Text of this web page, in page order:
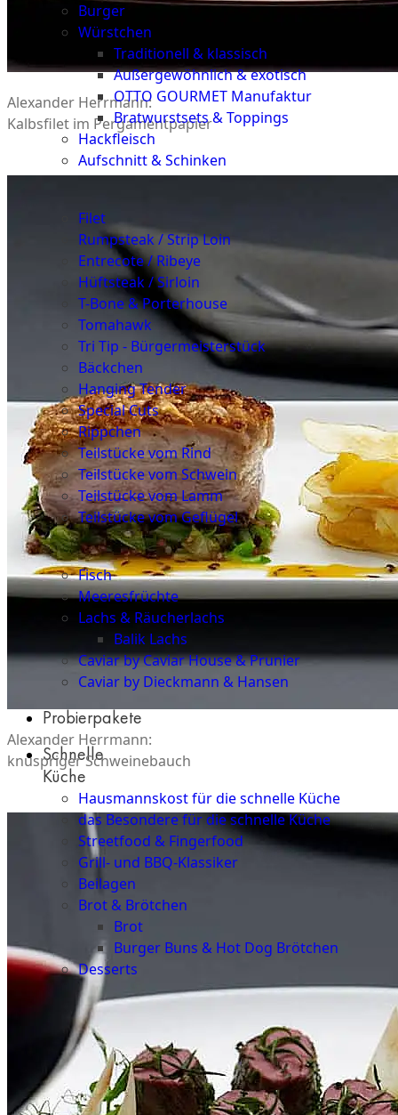
Burger
Würstchen
Traditionell & klassisch
Außergewöhnlich & exotisch
OTTO GOURMET Manufaktur
Bratwurstsets & Toppings
Hackfleisch
Aufschnitt & Schinken
Filet
Rumpsteak / Strip Loin
Entrecote / Ribeye
Hüftsteak / Sirloin
T-Bone & Porterhouse
Tomahawk
Tri Tip - Bürgermeisterstück
Bäckchen
Hanging Tender
Special Cuts
Rippchen
Teilstücke vom Rind
Teilstücke vom Schwein
Teilstücke vom Lamm
Teilstücke vom Geflügel
Seafood
Fisch
Meeresfrüchte
Lachs & Räucherlachs
Balik Lachs
Caviar by Caviar House & Prunier
Caviar by Dieckmann & Hansen
Probierpakete
Schnelle
Küche
Hausmannskost für die schnelle Küche
das Besondere für die schnelle Küche
Streetfood & Fingerfood
Grill- und BBQ-Klassiker
Beilagen
Brot & Brötchen
Brot
Burger Buns & Hot Dog Brötchen
Desserts
Sale
&
dazu
Alexander Herrmann:
Kalbsfilet im Pergamentpapier
Alexander Herrmann:
knuspriger Schweinebauch